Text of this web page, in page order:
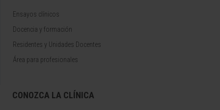
Ensayos clínicos
Docencia y formación
Residentes y Unidades Docentes
Área para profesionales
CONOZCA LA CLÍNICA